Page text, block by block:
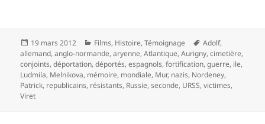
Publié
le
19 mars 2012 Catégories
Films, Histoire,Témoignage
Mots-
clés
Adolf,
allemand,anglo-normande,aryenne,Atlantique,Aurigny,cimetière,
conjoints,déportation,déportés,espagnols,fortification,guerre, ile,
Ludmila, Melnikova, mémoire, mondiale, Mur, nazis, Nordeney,
Patrick, republicains, résistants, Russie,seconde, URSS,victimes,
Viret